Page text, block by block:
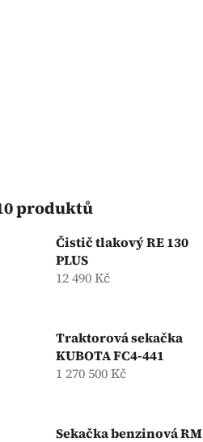
produktů
Čistič tlakový RE 130
PLUS
12 490 Kč
Traktorová sekačka
KUBOTA FC4-441
1 270 500 Kč
Sekačka benzinová RM